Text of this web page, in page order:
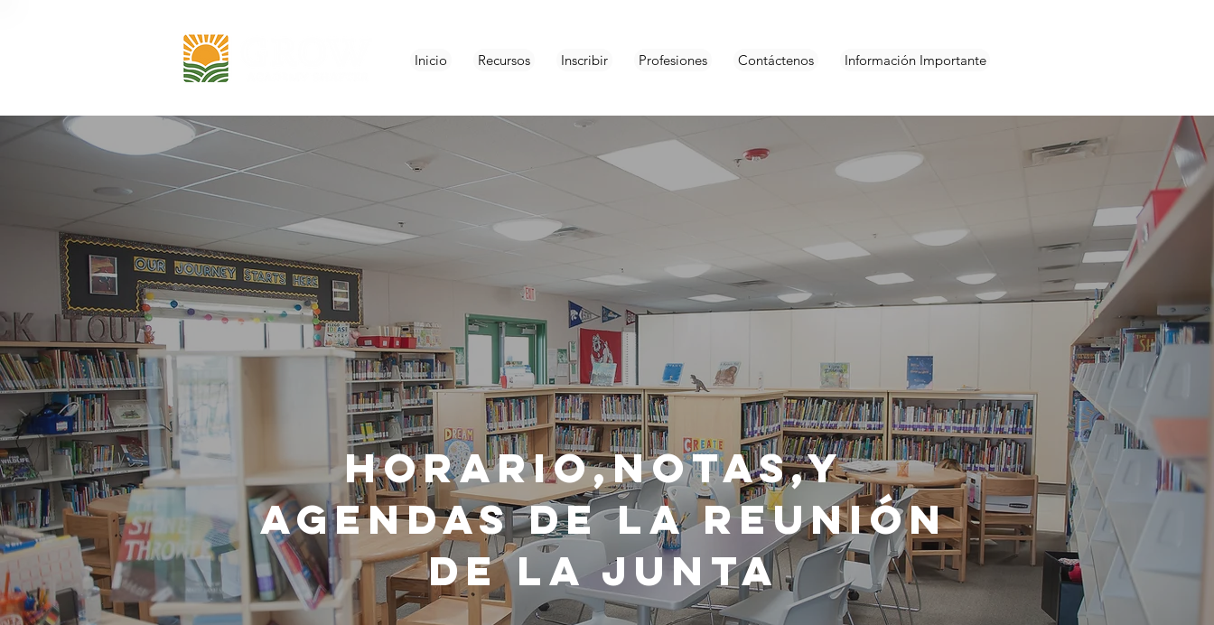
Inicio Recursos Inscribir Profesiones Contáctenos Información Importante
Horario,Notas,y
Agendas de la Reunión
de la Junta